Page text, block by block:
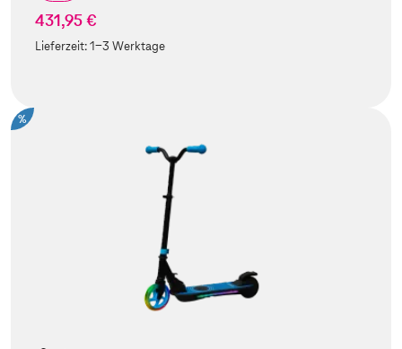
431,95 €
Lieferzeit:1-3 Werktage
%